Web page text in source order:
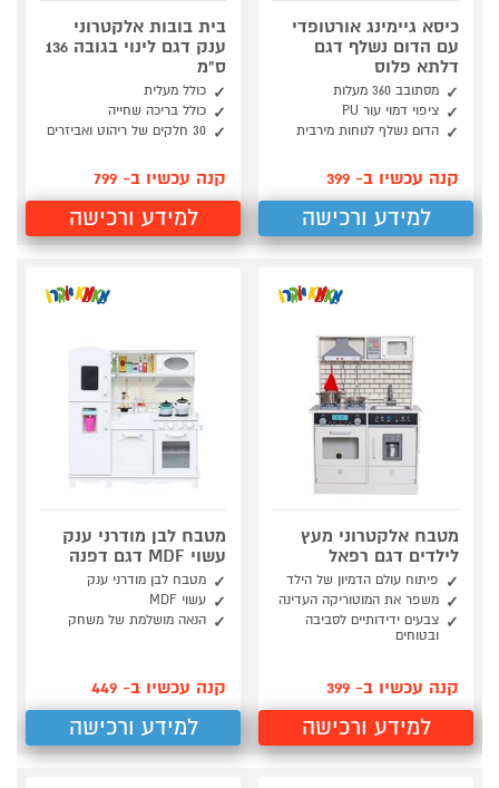
כיסא גיימינג אורטופדי
עם הדום נשלף דגם
דלתא פלוס
מסתובב 360 מעלות
ציפוי דמוי עור PU
הדום נשלף לנוחות מירבית
קנה עכשיו ב- 399
למידע ורכישה
בית בובות אלקטרוני
ענק דגם לינוי בגובה 136
ס"מ
כולל מעלית
כולל בריכה שחייה
30 חלקים של ריהוט ואביזרים
קנה עכשיו ב- 799
למידע ורכישה
מטבח אלקטרוני מעץ
לילדים דגם רפאל
פיתוח עולם הדמיון של הילד
משפר את המוטוריקה העדינה
צבעים ידידותיים לסביבה
ובטוחים
קנה עכשיו ב- 399
למידע ורכישה
מטבח לבן מודרני ענק
עשוי MDF דגם דפנה
מטבח לבן מודרני ענק
עשוי MDF
הנאה מושלמת של משחק
קנה עכשיו ב- 449
למידע ורכישה